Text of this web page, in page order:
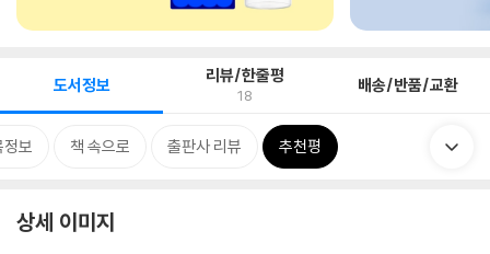
도서정보 리뷰/한줄평
18 배송/반품/교환
정보 책 속으로 출판사 리뷰 추천평
상세 이미지